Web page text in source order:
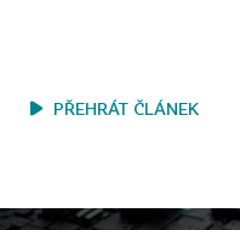
PŘEHRÁT ČLÁNEK